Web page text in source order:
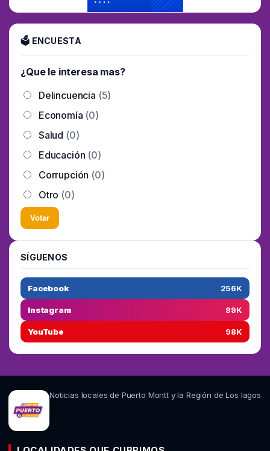
🗳 ENCUESTA
¿Que le interesa mas?
Delincuencia (5)
Economía (0)
Salud (0)
Educación (0)
Corrupción (0)
Otro (0)
Votar
SÍGUENOS
Facebook 256K
Instagram 89K
YouTube 98K
Noticias locales de Puerto Montt y la Región de Los lagos